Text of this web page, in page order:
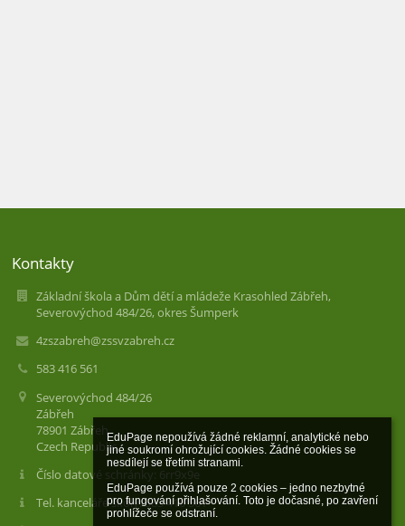
EduPage nepoužívá žádné reklamní, analytické nebo
jiné soukromí ohrožující cookies. Žádné cookies se
nesdílejí se třetími stranami.
EduPage používá pouze 2 cookies – jedno nezbytné
pro fungování přihlašování. Toto je dočasné, po zavření
prohlížeče se odstraní.
Kontakty
Základní škola a Dům dětí a mládeže Krasohled Zábřeh,
Severovýchod 484/26, okres Šumperk
4zszabreh@zssvzabreh.cz
583 416 561
Severovýchod 484/26
Zábřeh
78901 Zábřeh
Czech Republic
Číslo datové schránky: 6rr9x9e
Tel. kanceláře školy: 583 416 561